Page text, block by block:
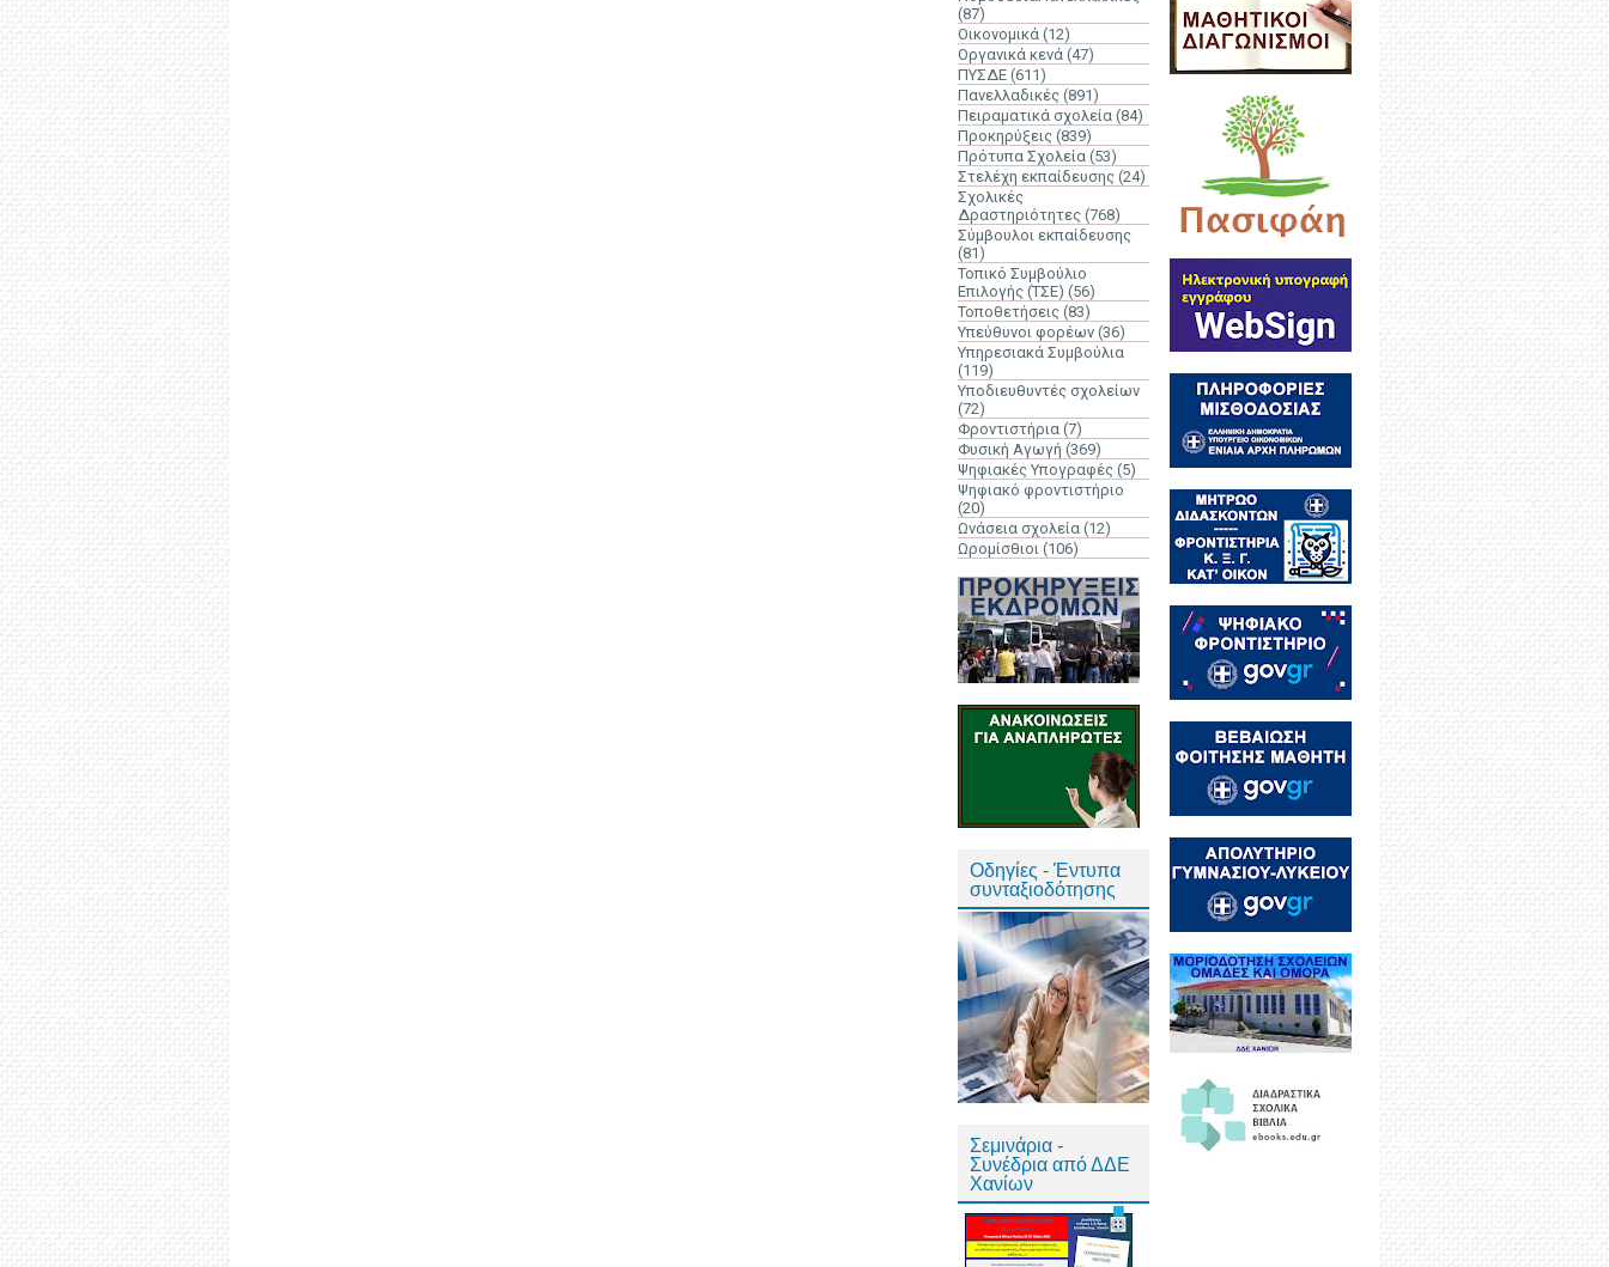
(87)
Οικονομικά (12)
Οργανικά κενά (47)
ΠΥΣΔΕ (611)
Πανελλαδικές (891)
Πειραματικά σχολεία (84)
Προκηρύξεις (839)
Πρότυπα Σχολεία (53)
Στελέχη εκπαίδευσης (24)
Σχολικές
Δραστηριότητες (768)
Σύμβουλοι εκπαίδευσης
(81)
Τοπικό Συμβούλιο
Επιλογής (ΤΣΕ) (56)
Τοποθετήσεις (83)
Υπεύθυνοι φορέων (36)
Υπηρεσιακά Συμβούλια
(119)
Υποδιευθυντές σχολείων
(72)
Φροντιστήρια (7)
Φυσική Αγωγή (369)
Ψηφιακές Υπογραφές (5)
Ψηφιακό φροντιστήριο
(20)
Ωνάσεια σχολεία (12)
Ωρομίσθιοι (106)
Οδηγίες - Έντυπα
συνταξιοδότησης
Σεμινάρια -
Συνέδρια από ΔΔΕ
Χανίων